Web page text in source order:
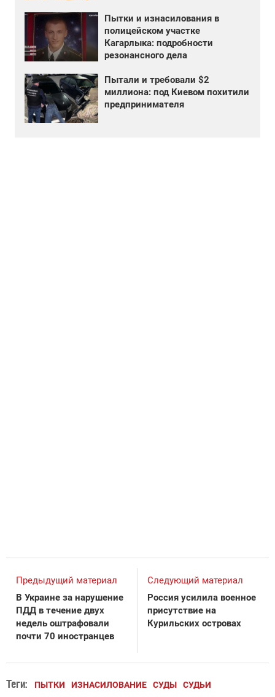
Пытки и изнасилования в
полицейском участке
Кагарлыка: подробности
резонансного дела
Пытали и требовали $2
миллиона: под Киевом похитили
предпринимателя
Предыдущий материал
В Украине за нарушение
ПДД в течение двух
недель оштрафовали
почти 70 иностранцев
Следующий материал
Россия усилила военное
присутствие на
Курильских островах
Теги: ПЫТКИ ИЗНАСИЛОВАНИЕ СУДЫ СУДЬИ